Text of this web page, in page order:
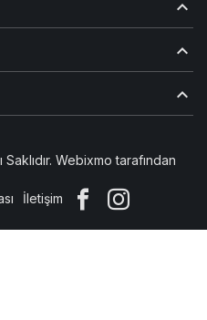
Webixmo tarafından
İletişim